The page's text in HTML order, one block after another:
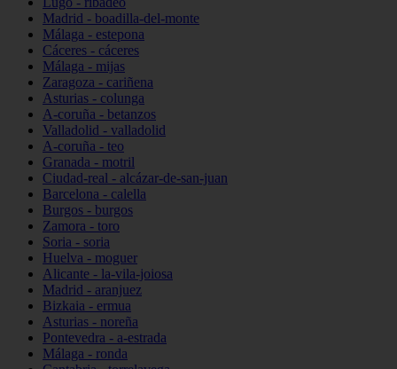
Madrid - boadilla-del-monte
Málaga - estepona
Cáceres - cáceres
Málaga - mijas
Zaragoza - cariñena
Asturias - colunga
A-coruña - betanzos
Valladolid - valladolid
A-coruña - teo
Granada - motril
Ciudad-real - alcázar-de-san-juan
Barcelona - calella
Burgos - burgos
Zamora - toro
Soria - soria
Huelva - moguer
Alicante - la-vila-joiosa
Madrid - aranjuez
Bizkaia - ermua
Asturias - noreña
Pontevedra - a-estrada
Málaga - ronda